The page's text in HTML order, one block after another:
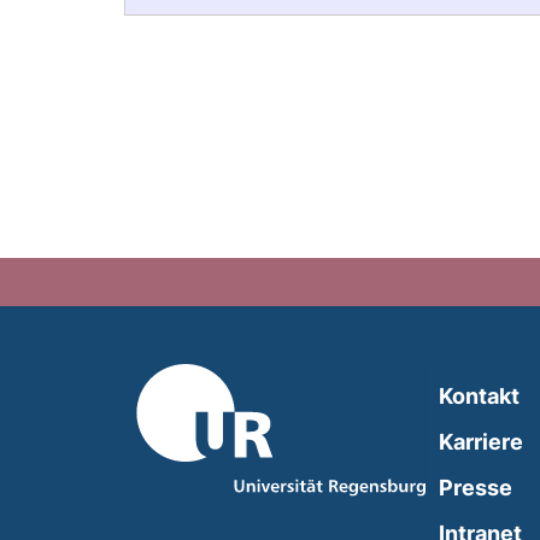
Kontakt
Karriere
Presse
Intranet